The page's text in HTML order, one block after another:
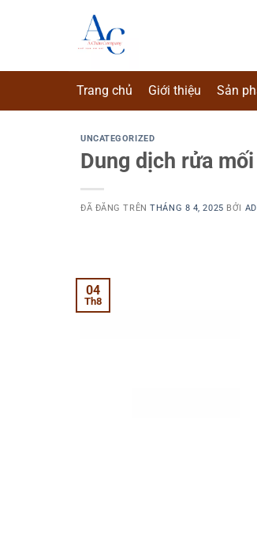
dung
Trang chủ Giới thiệu Sản
UNCATEGORIZED
Dung dịch rửa
ĐÃ ĐĂNG TRÊNTHÁNG 8 4, 2025 BỞI
04
Th8